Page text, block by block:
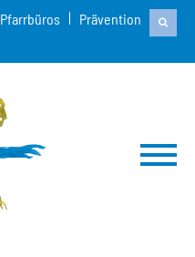
Pfarrbüros
Prävention